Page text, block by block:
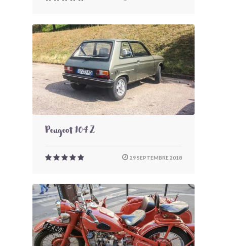
Peugeot 104 Z
29 SEPTEMBRE 2018